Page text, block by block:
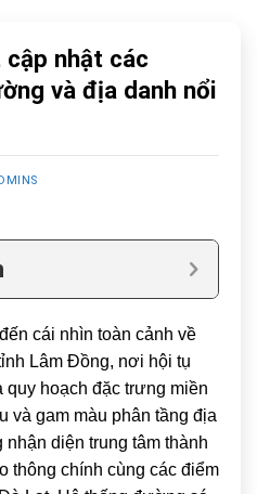
cập nhật các
và địa danh nổi
cái nhìn toàn cảnh về
Lâm Đồng, nơi hội tụ
quy hoạch đặc trưng miền
và gam màu phân tầng địa
diện trung tâm thành
thông chính cùng các điểm